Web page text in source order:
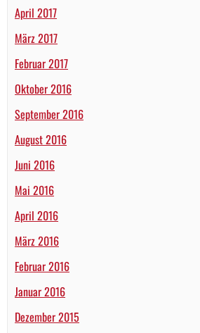
April 2017
März 2017
Februar 2017
Oktober 2016
September 2016
August 2016
Juni 2016
Mai 2016
April 2016
März 2016
Februar 2016
Januar 2016
Dezember 2015